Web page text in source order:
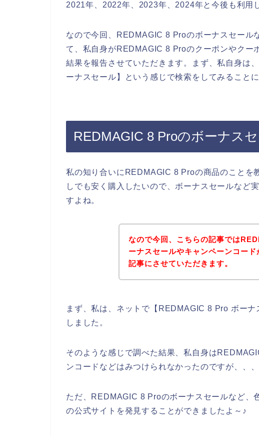
2021年、2022年、2023年、2024年と今後も利用
なので今回、REDMAGIC 8 Proのボーナスセール
て、私自身がREDMAGIC 8 Proのクーポンやクー
結果を報告させていただきます。まず、私自身は
ーナスセール】という感じで検索をしてみることに
REDMAGIC 8 Proのボーナス
私の知り合いにREDMAGIC 8 Proの商品のことを
しでも安く購入したいので、ボーナスセールなど
すよね。
なので今回、こちらの記事では
ーナスセールやキャンペーンコー
記事にさせていただきます。
まず、私は、ネットで【REDMAGIC 8 Pro ボー
しました。
そのような感じで調べた結果、私自身は
ンコードなどはみつけられなかったのですが、、、
ただ、REDMAGIC 8 Proのボーナスセールなど
の公式サイトを発見することができましたよ～♪